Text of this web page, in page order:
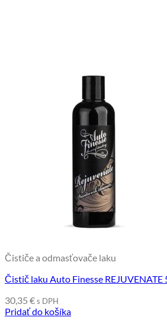
Čističe a odmasťovače laku
Čistič laku Auto Finesse REJUVENATE
30,35 €s DPH
Pridať do košíka